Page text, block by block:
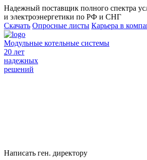
Надежный поставщик полного спектра
и электроэнергетики по РФ и СНГ
Скачать Опросные листы Карьера в
Модульные котельные системы
20 лет
надежных
решений
Написать ген. директору